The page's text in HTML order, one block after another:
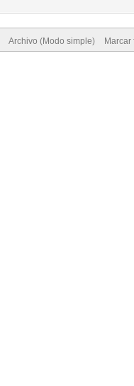
Archivo (Modo simple)